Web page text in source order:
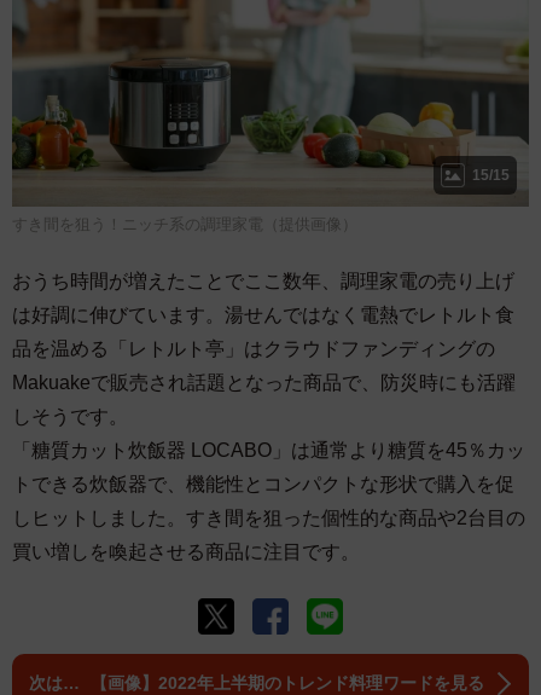
15/15
すき間を狙う！ニッチ系の調理家電（提供画像）
おうち時間が増えたことでここ数年、調理家電の売り上げ
は好調に伸びています。湯せんではなく電熱でレトルト食
品を温める「レトルト亭」はクラウドファンディングの
Makuakeで販売され話題となった商品で、防災時にも活躍
しそうです。
「糖質カット炊飯器 LOCABO」は通常より糖質を45％カッ
トできる炊飯器で、機能性とコンパクトな形状で購入を促
しヒットしました。すき間を狙った個性的な商品や2台目の
買い増しを喚起させる商品に注目です。
【画像】2022年上半期のトレンド料理ワードを見る